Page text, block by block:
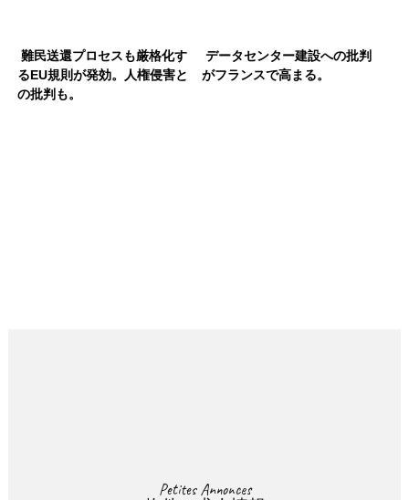
難民送還プロセスも厳格化す
るEU規則が発効。人権侵害と
の批判も。
データセンター建設への批判
がフランスで高まる。
Petites Annonces